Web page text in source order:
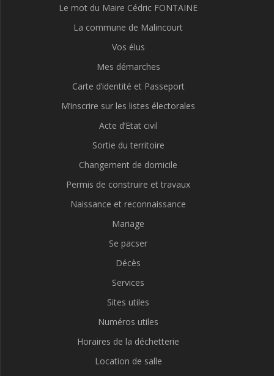
Le mot du Maire Cédric FONTAINE
La commune de Malincourt
Vos élus
Mes démarches
Carte d’identité et Passeport
M’inscrire sur les listes électorales
Acte d’Etat civil
Sortie du territoire
Changement de domicile
Permis de construire et travaux
Naissance et reconnaissance
Mariage
Se pacser
Décès
Services
Sites utiles
Numéros utiles
Horaires de la déchetterie
Location de salle